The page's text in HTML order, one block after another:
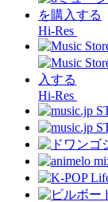
Hi-Res
Hi-Res